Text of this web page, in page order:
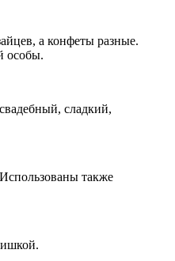
а конфеты разные.
особы.
сладкий,
также